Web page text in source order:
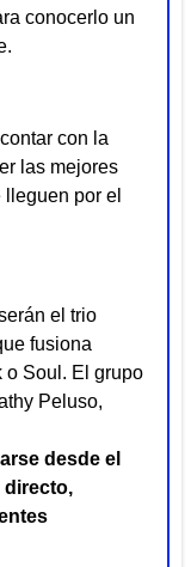
conocerlo un
con la
las mejores
por el
el trio
fusiona
o Soul. El grupo
Peluso,
desde el
directo,